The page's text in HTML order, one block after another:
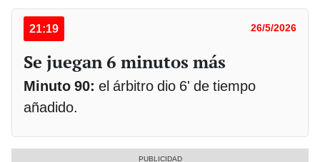
21:19 26/5/2026
Se juegan 6 minutos más
Minuto 90: el árbitro dio 6' de tiempo
añadido.